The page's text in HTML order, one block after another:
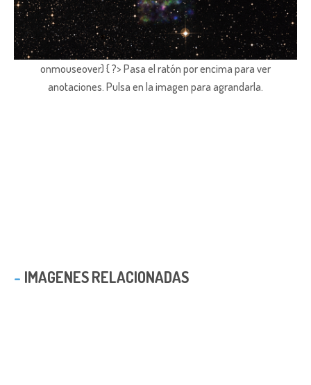
onmouseover) { ?> Pasa el ratón por encima para ver
anotaciones. Pulsa en la imagen para agrandarla.
IMAGENES RELACIONADAS